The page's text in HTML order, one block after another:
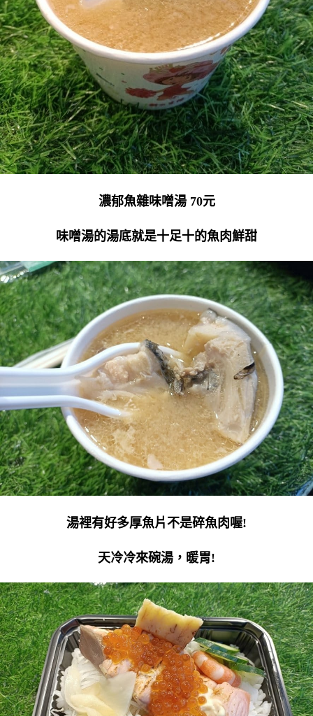
濃郁魚雜味噌湯 70元
味噌湯的湯底就是十足十的魚肉鮮甜
湯裡有好多厚魚片不是碎魚肉喔!
天冷冷來碗湯，暖胃!